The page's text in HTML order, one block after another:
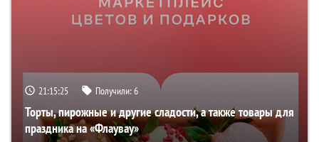
21:15:24 Получили:6
Торты, пирожные и другие сладости, а также товары для
праздника на «Флаувау»